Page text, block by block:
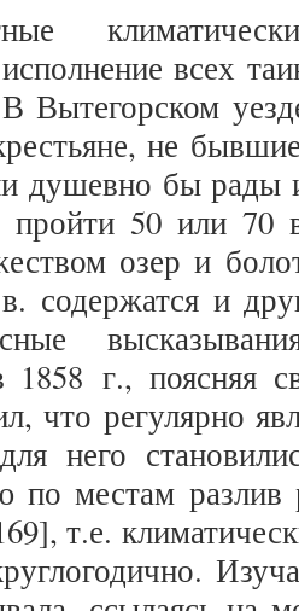
всех
Вытегорском
не
душевно бы рады
50 или 70
озер и
содержатся и
1858 г., поясняя
что регулярно
него
по местам
т.е.